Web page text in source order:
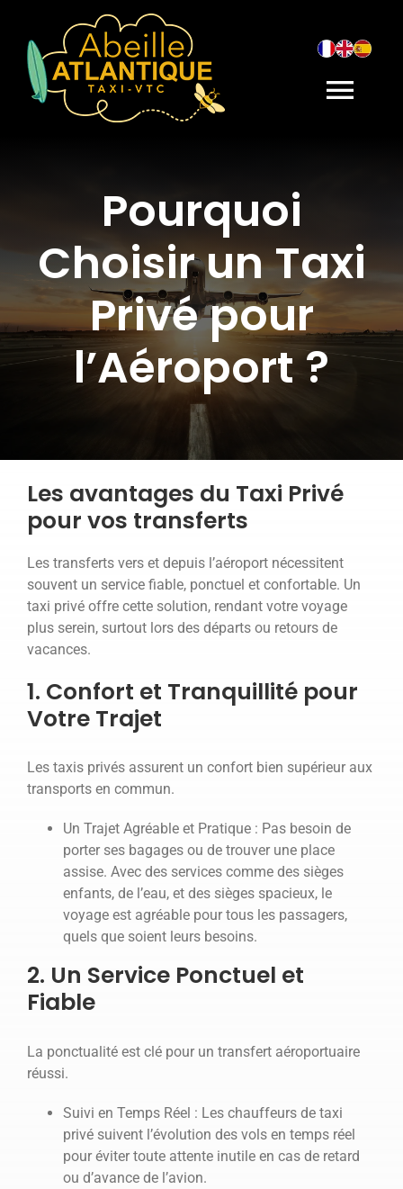
content
À PROPOS DE NOUS
TAXI CONVENTIONNÉ
VTC
RESERVATION
Pourquoi
Choisir un Taxi
Privé pour
l’Aéroport ?
Les avantages du Taxi Privé
pour vos transferts
Les transferts vers et depuis l’aéroport nécessitent
souvent un service fiable, ponctuel et confortable. Un
taxi privé offre cette solution, rendant votre voyage
plus serein, surtout lors des départs ou retours de
vacances.
1. Confort et Tranquillité pour
Votre Trajet
Les taxis privés assurent un confort bien supérieur aux
transports en commun.
Un Trajet Agréable et Pratique : Pas besoin de
porter ses bagages ou de trouver une place
assise. Avec des services comme des sièges
enfants, de l’eau, et des sièges spacieux, le
voyage est agréable pour tous les passagers,
quels que soient leurs besoins.
2. Un Service Ponctuel et
Fiable
La ponctualité est clé pour un transfert aéroportuaire
réussi.
Suivi en Temps Réel : Les chauffeurs de taxi
privé suivent l’évolution des vols en temps réel
pour éviter toute attente inutile en cas de retard
ou d’avance de l’avion.